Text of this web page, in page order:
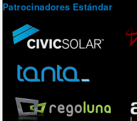
Patrocinadores Estándar